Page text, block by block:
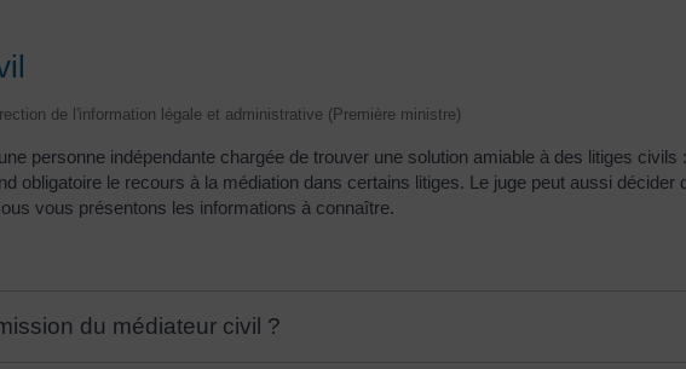
de l'information légale et administrative (Première ministre)
personne indépendante chargée de trouver une solution amiable à des litiges
obligatoire le recours à la médiation dans certains litiges. Le juge peut aussi
vous présentons les informations à connaître.
du médiateur civil ?